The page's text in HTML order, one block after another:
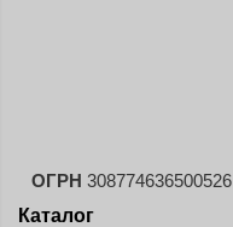
ОГРН 308774636500526
Каталог